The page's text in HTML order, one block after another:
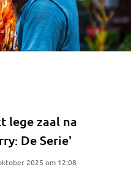
lege zaal na
De Serie'
2025 om 12:08